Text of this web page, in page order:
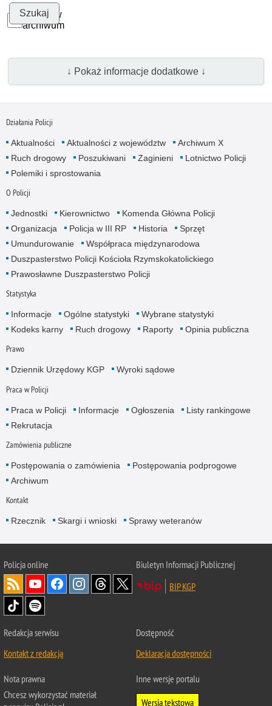
Szukaj w
archiwum
↓ Pokaż informacje dodatkowe ↓
Działania Policji
Aktualności Aktualności z województw
Archiwum X
Ruch drogowy
Poszukiwani Zaginieni
Lotnictwo Policji
Polemiki i sprostowania
O Policji
Jednostki Kierownictwo
Komenda Główna Policji
Organizacja
Policja w III RP Historia
Sprzęt
Umundurowanie
Współpraca międzynarodowa
Duszpasterstwo Policji Kościoła Rzymskokatolickiego
Prawosławne Duszpasterstwo Policji
Statystyka
Informacje Ogólne statystyki
Wybrane statystyki
Kodeks karny
Ruch drogowy Raporty Opinia publiczna
Prawo
Dziennik Urzędowy KGP Wyroki sądowe
Praca w Policji
Praca w Policji Informacje Ogłoszenia
Listy rankingowe
Rekrutacja
Zamówienia publiczne
Postępowania o zamówienia
Postępowania podprogowe
Archiwum
Kontakt
Rzecznik Skargi i wnioski Sprawy weteranów
Policjaonline
Biuletyn Informacji Publicznej
BIP KGP
Redakcja serwisu
Kontakt z redakcją
Dostępność
Deklaracja dostępności
Nota prawna
Chcesz wykorzystać materiał
Inne wersje portalu
Wersja tekstowa